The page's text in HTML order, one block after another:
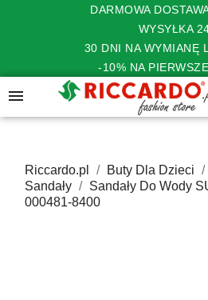
DARMOWA
WYSYŁKA
30 DNI NA WYMIANĘ
-10% NA

Riccardo.pl Buty Dla Dzieci
Sandały
Sandały Do Wody
000481-8400